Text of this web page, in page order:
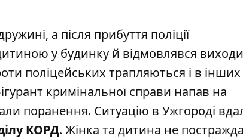
а після прибуття поліції
у будинку й відмовлявся
поліцейських трапляються і в інших
кримінальної справи напав на
поранення. Ситуацію в Ужгороді
КОРД. Жінка та дитина не